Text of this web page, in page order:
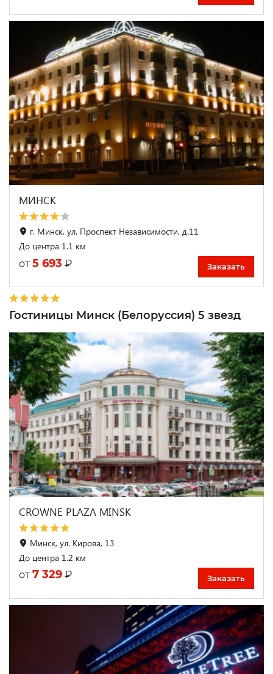
МИНСК
г. Минск, ул. Проспект Независимости, д.11
До центра 1.1 км
от 5 693 ₽ Заказать
Гостиницы Минск (Белоруссия) 5 звезд
CROWNE PLAZA MINSK
Минск, ул. Кирова, 13
До центра 1.2 км
от 7 329 ₽ Заказать